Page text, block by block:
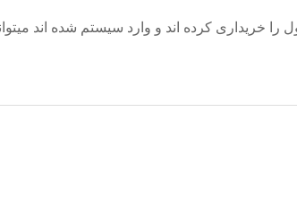
خریداری کرده اند و وارد سیستم شده اند